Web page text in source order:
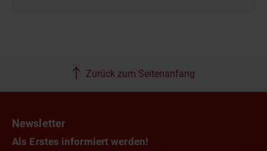
Zurück zum Seitenanfang
Newsletter
Als Erstes informiert werden!